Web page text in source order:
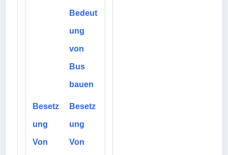
Bedeut
ung
von
Bus
bauen
Besetz
ung
Von
Besetz
ung
Von